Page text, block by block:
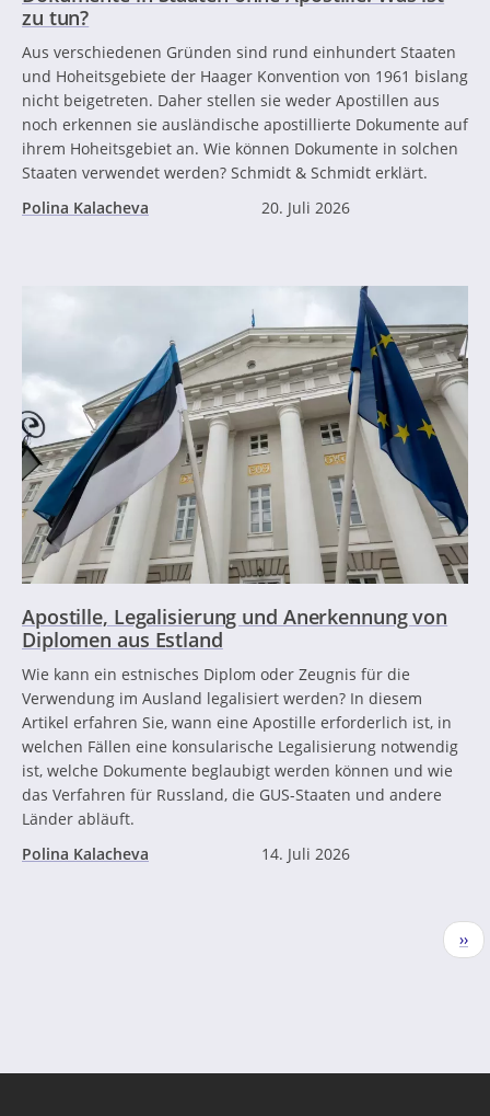
zu tun?
Aus verschiedenen Gründen sind rund einhundert Staaten
und Hoheitsgebiete der Haager Konvention von 1961 bislang
nicht beigetreten. Daher stellen sie weder Apostillen aus
noch erkennen sie ausländische apostillierte Dokumente auf
ihrem Hoheitsgebiet an. Wie können Dokumente in solchen
Staaten verwendet werden? Schmidt & Schmidt erklärt.
Polina Kalacheva
20. Juli 2026
Apostille, Legalisierung und Anerkennung von
Diplomen aus Estland
Wie kann ein estnisches Diplom oder Zeugnis für die
Verwendung im Ausland legalisiert werden? In diesem
Artikel erfahren Sie, wann eine Apostille erforderlich ist, in
welchen Fällen eine konsularische Legalisierung notwendig
ist, welche Dokumente beglaubigt werden können und wie
das Verfahren für Russland, die GUS-Staaten und andere
Länder abläuft.
Polina Kalacheva
14. Juli 2026
››